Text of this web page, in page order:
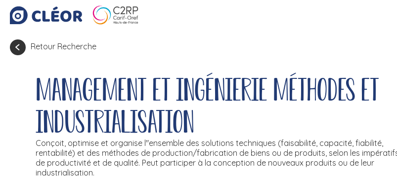
Retour Recherche
Management et ingénierie méthodes et
industrialisation
Conçoit, optimise et organise l''ensemble des solutions techniques (faisabilité, capacité, fiabilité,
rentabilité) et des méthodes de production/fabrication de biens ou de produits, selon les
de productivité et de qualité. Peut participer à la conception de nouveaux produits ou de leur
industrialisation.